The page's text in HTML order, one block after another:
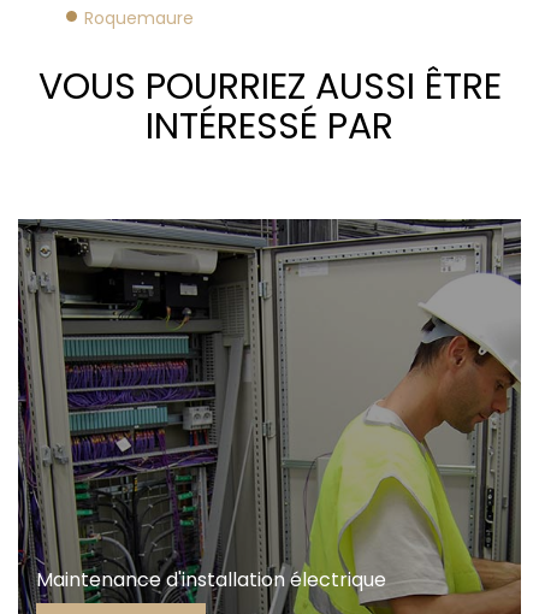
Roquemaure
VOUS POURRIEZ AUSSI ÊTRE
INTÉRESSÉ PAR
Maintenance d'installation électrique